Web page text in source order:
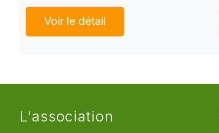
Voir le détail
L'association